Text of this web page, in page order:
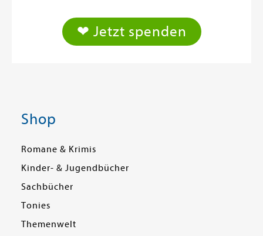
❤ Jetzt spenden
Shop
Romane & Krimis
Kinder- & Jugendbücher
Sachbücher
Tonies
Themenwelt